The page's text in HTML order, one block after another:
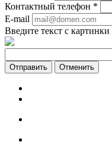
Контактный телефон *
E-mail
Введите текст с картинки
Отменить